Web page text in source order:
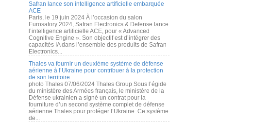
Safran lance son intelligence artificielle embarquée
ACE
Paris, le 19 juin 2024 À l’occasion du salon
Eurosatory 2024, Safran Electronics & Defense lance
l’intelligence artificielle ACE, pour « Advanced
Cognitive Engine ». Son objectif est d’intégrer des
capacités IA dans l’ensemble des produits de Safran
Electronics...
Thales va fournir un deuxième système de défense
aérienne à l’Ukraine pour contribuer à la protection
de son territoire
photo Thales 07/06/2024 Thales Group Sous l’égide
du ministère des Armées français, le ministère de la
Défense ukrainien a signé un contrat pour la
fourniture d’un second système complet de défense
aérienne Thales pour protéger l’Ukraine. Ce système
de...